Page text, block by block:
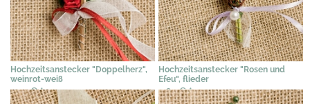
Hochzeitsanstecker "Doppelherz",
weinrot-weiß
2,31 €*
Hochzeitsanstecker "Rosen und
Efeu", flieder
2,62 €*